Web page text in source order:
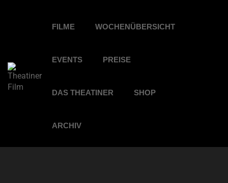
FILME WOCHENÜBERSICHT
EVENTS PREISE
DAS THEATINER SHOP
ARCHIV